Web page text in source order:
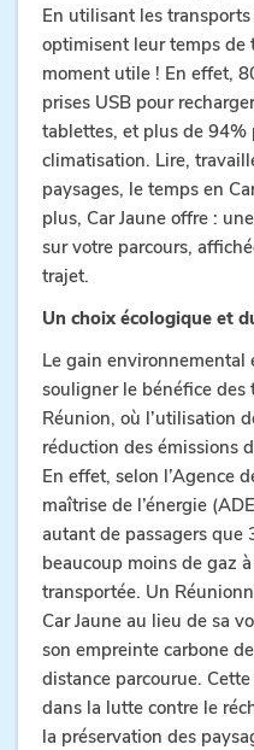
En utilisant les
optimisent leur temps
moment utile ! En effet,
prises USB pour
tablettes, et plus de
climatisation. Lire,
paysages, le temps en
plus, Car Jaune offre :
sur votre parcours,
trajet.
Un choix écologique et
Le gain environnemental
souligner le bénéfice des
Réunion, où l’utilisation
réduction des émissions
En effet, selon l’Agence
maîtrise de l’énergie
autant de passagers
beaucoup moins de gaz
transportée. Un
Car Jaune au lieu de sa
son empreinte carbone
distance parcourue.
dans la lutte contre le
la préservation des